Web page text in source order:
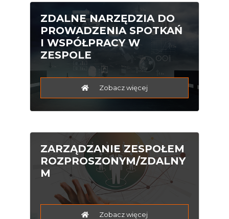
ZDALNE NARZĘDZIA DO
PROWADZENIA SPOTKAŃ
I WSPÓŁPRACY W
ZESPOLE
Zobacz więcej
ZARZĄDZANIE ZESPOŁEM
ROZPROSZONYM/ZDALNY
M
Zobacz więcej